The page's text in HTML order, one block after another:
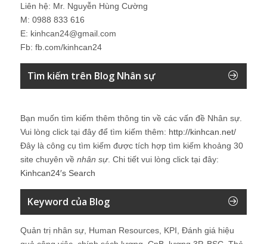
Liên hệ: Mr. Nguyễn Hùng Cường
M: 0988 833 616
E: kinhcan24@gmail.com
Fb: fb.com/kinhcan24
Tìm kiếm trên Blog Nhân sự
Bạn muốn tìm kiếm thêm thông tin về các vấn đề Nhân sự
Vui lòng click tại đây để tìm kiếm thêm: http://kinhcan.net/
Đây là công cụ tìm kiếm được tích hợp tìm kiếm khoảng 30
site chuyên về nhân sự. Chi tiết vui lòng click tại đây:
Kinhcan24′s Search
Keyword của Blog
Quản trị nhân sự, Human Resources, KPI, Đánh giá hiệu